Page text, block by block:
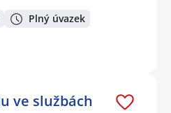
Plný úvazek
ve službách